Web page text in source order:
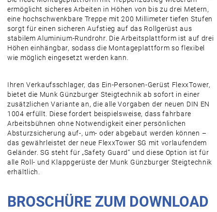
ermöglicht sicheres Arbeiten in Höhen von bis zu drei Metern,
eine hochschwenkbare Treppe mit 200 Millimeter tiefen Stufen
sorgt für einen sicheren Aufstieg auf das Rollgerüst aus
stabilem Aluminium-Rundrohr. Die Arbeitsplattform ist auf drei
Höhen einhängbar, sodass die Montageplattform so flexibel
wie möglich eingesetzt werden kann.
Ihren Verkaufsschlager, das Ein-Personen-Gerüst FlexxTower,
bietet die Munk Günzburger Steigtechnik ab sofort in einer
zusätzlichen Variante an, die alle Vorgaben der neuen DIN EN
1004 erfüllt. Diese fordert beispielsweise, dass fahrbare
Arbeitsbühnen ohne Notwendigkeit einer persönlichen
Absturzsicherung auf-, um- oder abgebaut werden können –
das gewährleistet der neue FlexxTower SG mit vorlaufendem
Geländer. SG steht für „Safety Guard“ und diese Option ist für
alle Roll- und Klappgerüste der Munk Günzburger Steigtechnik
erhältlich.
BROSCHÜRE ZUM DOWNLOAD